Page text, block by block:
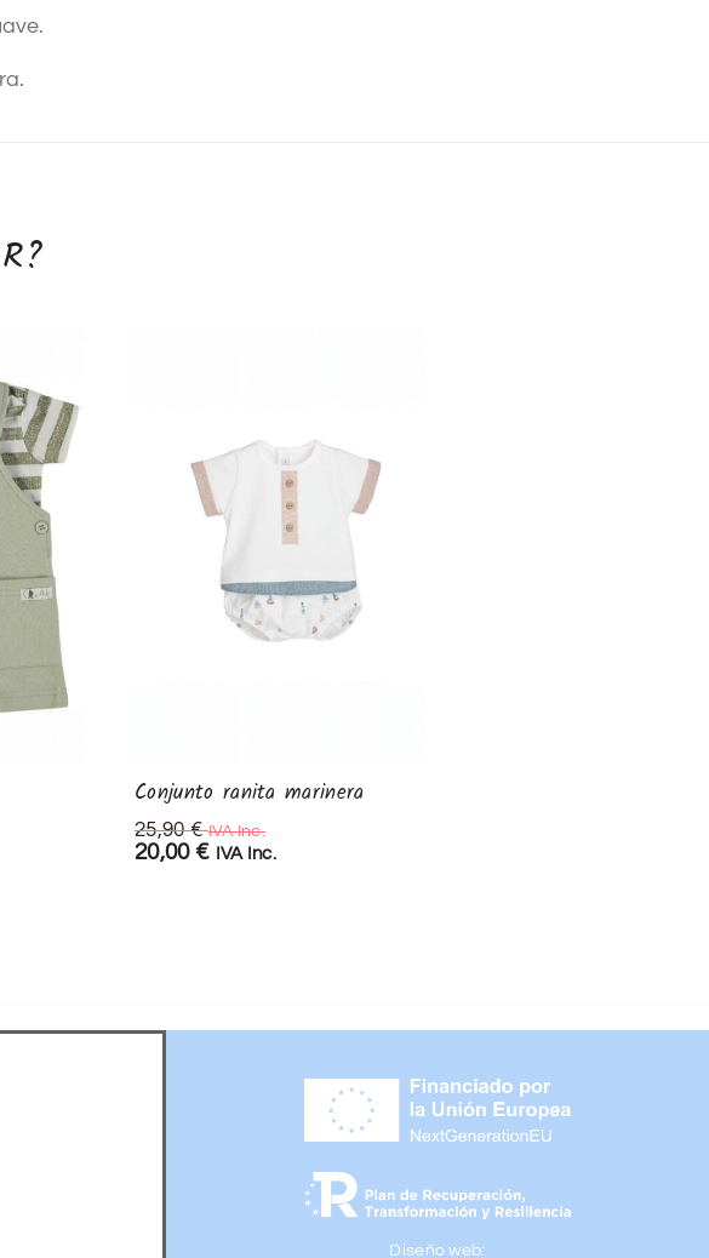
Conjunto ranita marinera
25,90€ IVA Inc.
20,00 € IVA Inc.
Diseño web: